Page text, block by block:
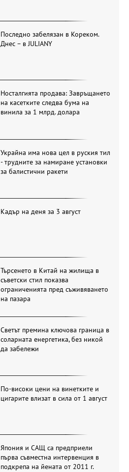
Последно забелязан в Кореком.
Днес – в JULIANY
Носталгията продава: Завръщането
на касетките следва бума на
винила за 1 млрд. долара
Украйна има нова цел в руския тил
- трудните за намиране установки
за балистични ракети
Кадър на деня за 3 август
Търсенето в Китай на жилища в
съветски стил показва
ограниченията пред съживяването
на пазара
Светът премина ключова граница в
соларната енергетика, без никой
да забележи
По-високи цени на винетките и
цигарите влизат в сила от 1 август
Япония и САЩ са предприели
първа съвместна интервенция в
подкрепа на йената от 2011 г.